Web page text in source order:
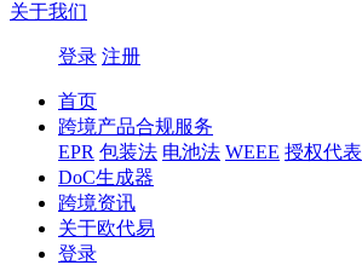
关于我们
登录 注册
首页
跨境产品合规服务
EPR 包装法 电池法 WEEE 授权代表
DoC生成器
跨境资讯
关于欧代易
登录